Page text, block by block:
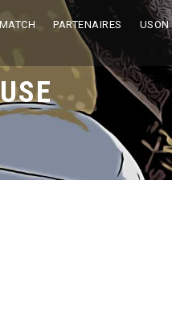
PARTENAIRES USON